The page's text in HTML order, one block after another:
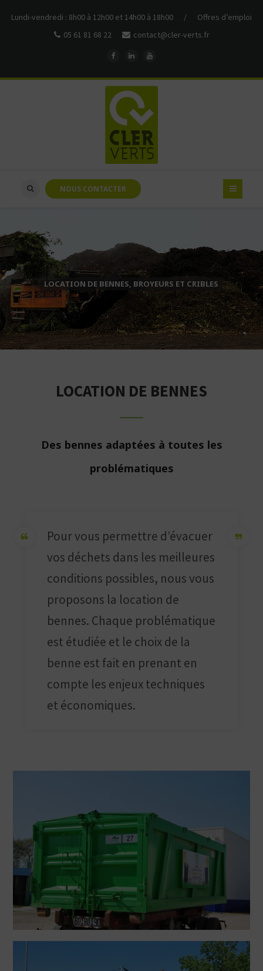
Lundi-vendredi : 8h00 à 12h00 et 14h00 à 18h00 /
Offres d’emploi
05 61 81 68 22
contact@cler-verts.fr
NOUS CONTACTER
LOCATION DE BENNES, BROYEURS ET CRIBLES
LOCATION DE BENNES
Des bennes adaptées à toutes les
problématiques
Pour vous permettre d’évacuer
vos déchets dans les meilleures
conditions possibles, nous vous
proposons la location de
bennes. Chaque problématique
est étudiée et le choix de la
benne est fait en prenant en
compte les enjeux techniques
et économiques.